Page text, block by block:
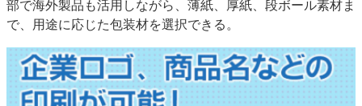
部で海外製品も活用しながら、薄紙、厚紙、段ボール素材ま
で、用途に応じた包装材を選択できる。